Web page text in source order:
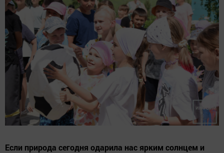
Если природа сегодня одарила нас ярким солнцем и